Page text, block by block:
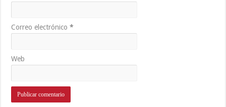
Correo electrónico*
Web